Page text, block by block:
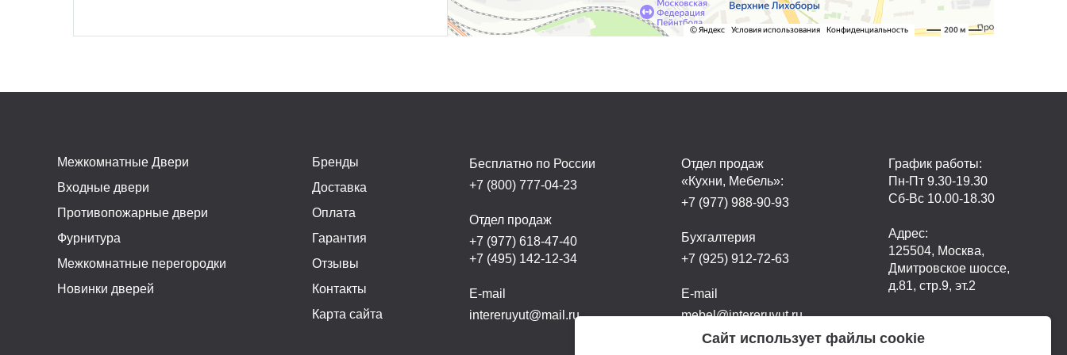
Сайт использует файлы cookie
Межкомнатные Двери
Входные двери
Противопожарные двери
Фурнитура
Межкомнатные перегородки
Новинки дверей
Бренды
Доставка
Оплата
Гарантия
Отзывы
Контакты
Карта сайта
Бесплатно по России
+7 (800) 777-04-23
Отдел продаж
+7 (977) 618-47-40
+7 (495) 142-12-34
E-mail
intereruyut@mail.ru
Отдел продаж
«Кухни, Мебель»:
+7 (977) 988-90-93
Бухгалтерия
+7 (925) 912-72-63
E-mail
mebel@intereruyut.ru
График работы:
Пн-Пт 9.30-19.30
Сб-Вс 10.00-18.30
Адрес:
125504, Москва,
Дмитровское шоссе,
д.81, стр.9, эт.2